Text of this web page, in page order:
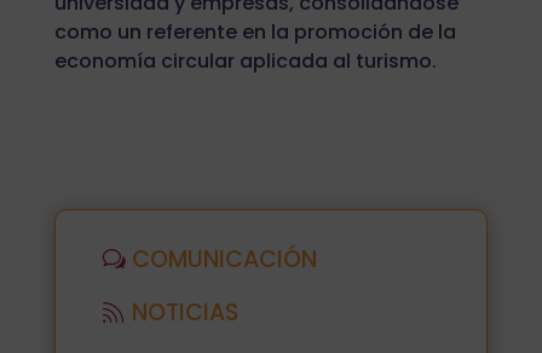
como un referente en la promoción de la
economía circular aplicada al turismo.
COMUNICACIÓN
NOTICIAS